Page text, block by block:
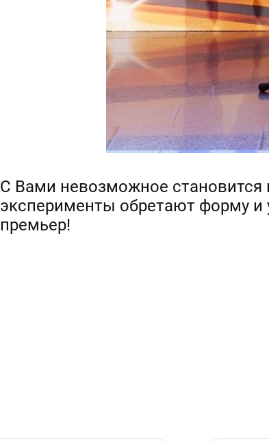
С Вами невозможное
эксперименты обретают форму
премьер!